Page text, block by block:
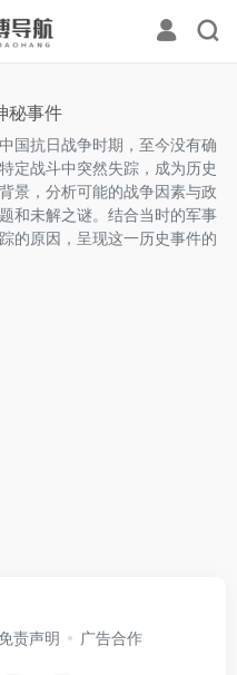
秘事件
国抗日战争时期，至今没有确
定战斗中突然失踪，成为历史
景，分析可能的战争因素与政
和未解之谜。结合当时的军事
的原因，呈现这一历史事件的
免责声明 广告合作